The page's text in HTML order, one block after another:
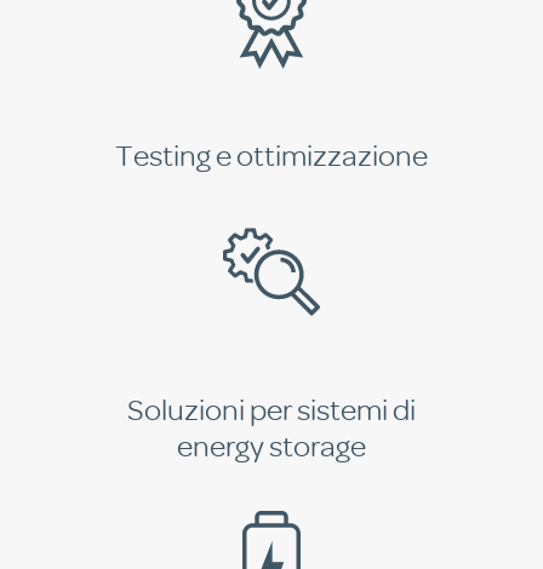
Testing e ottimizzazione
Soluzioni per sistemi di
energy storage